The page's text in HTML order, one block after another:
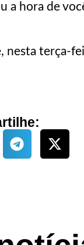
a hora de
nesta terça-